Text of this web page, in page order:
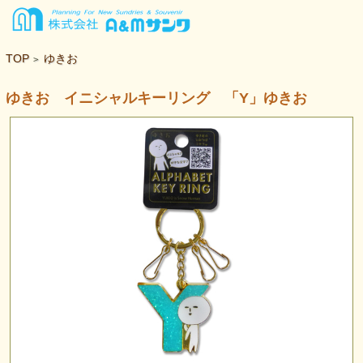
TOP > ゆきお
ゆきお イニシャルキーリング 「Y」ゆきお